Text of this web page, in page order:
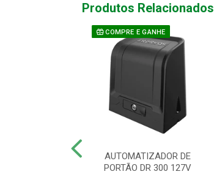
Produtos Relacionados
COMPRE E GANHE
AUTOMATIZADOR DE
PORTÃO DR 300 127V